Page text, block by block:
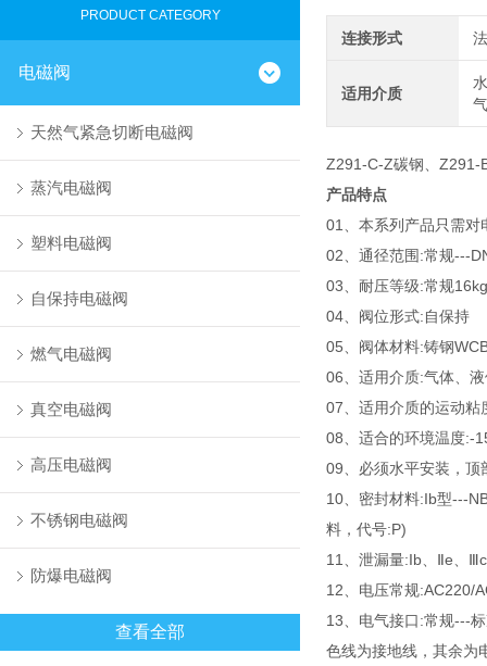
PRODUCT CATEGORY
电磁阀
天然气紧急切断电磁阀
蒸汽电磁阀
塑料电磁阀
自保持电磁阀
燃气电磁阀
真空电磁阀
高压电磁阀
不锈钢电磁阀
防爆电磁阀
查看全部
连接形式
适用介质
Z291-C-Z碳钢、Z291-
产品特点
01、本系列产品只需
02、通径范围:常规---
03、耐压等级:常规
04、阀位形式:自保持
05、阀体材料:铸钢
06、适用介质:气体、
07、适用介质的运动
08、适合的环境温度:-
09、必须水平安装，
10、密封材料:Ib型---
料，代号:P)
11、泄漏量:Ib、Ⅱe、
12、电压常规:AC220/
13、电气接口:常规---
色线为接地线，其余为